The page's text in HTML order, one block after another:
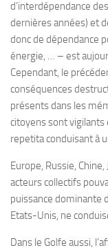
d’interdépendance
dernières années) et
donc de dépendance
énergie, … – est
Cependant, le
conséquences
présents dans les
citoyens sont vigilants
repetita conduisant à
Europe, Russie,
acteurs collectifs
puissance dominante
Etats-Unis, ne
Dans le Golfe aussi,